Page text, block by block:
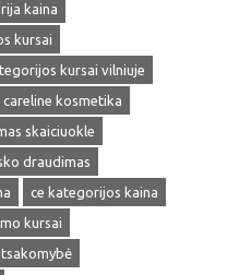
kaina
kursai
kursai vilniuje
careline kosmetika
skaiciuokle
draudimas
ce kategorijos kaina
kursai